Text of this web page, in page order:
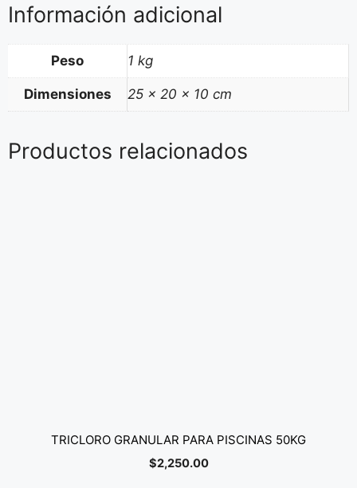
Información adicional
Peso 1 kg
Dimensiones 25 × 20 × 10 cm
Productos relacionados
TRICLORO GRANULAR PARA PISCINAS 50KG
$2,250.00